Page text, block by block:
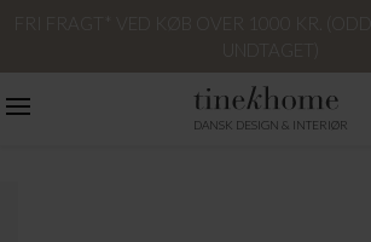
DANSK DESIGN & INTERIØR